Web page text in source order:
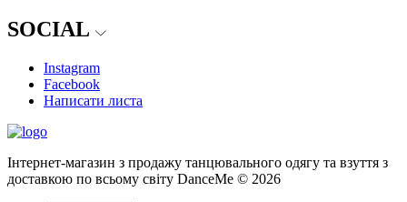
SOCIAL
Instagram
Facebook
Написати листа
Інтернет-магазин з продажу танцювального одягу та взуття з
доставкою по всьому світу DanceMe © 2026